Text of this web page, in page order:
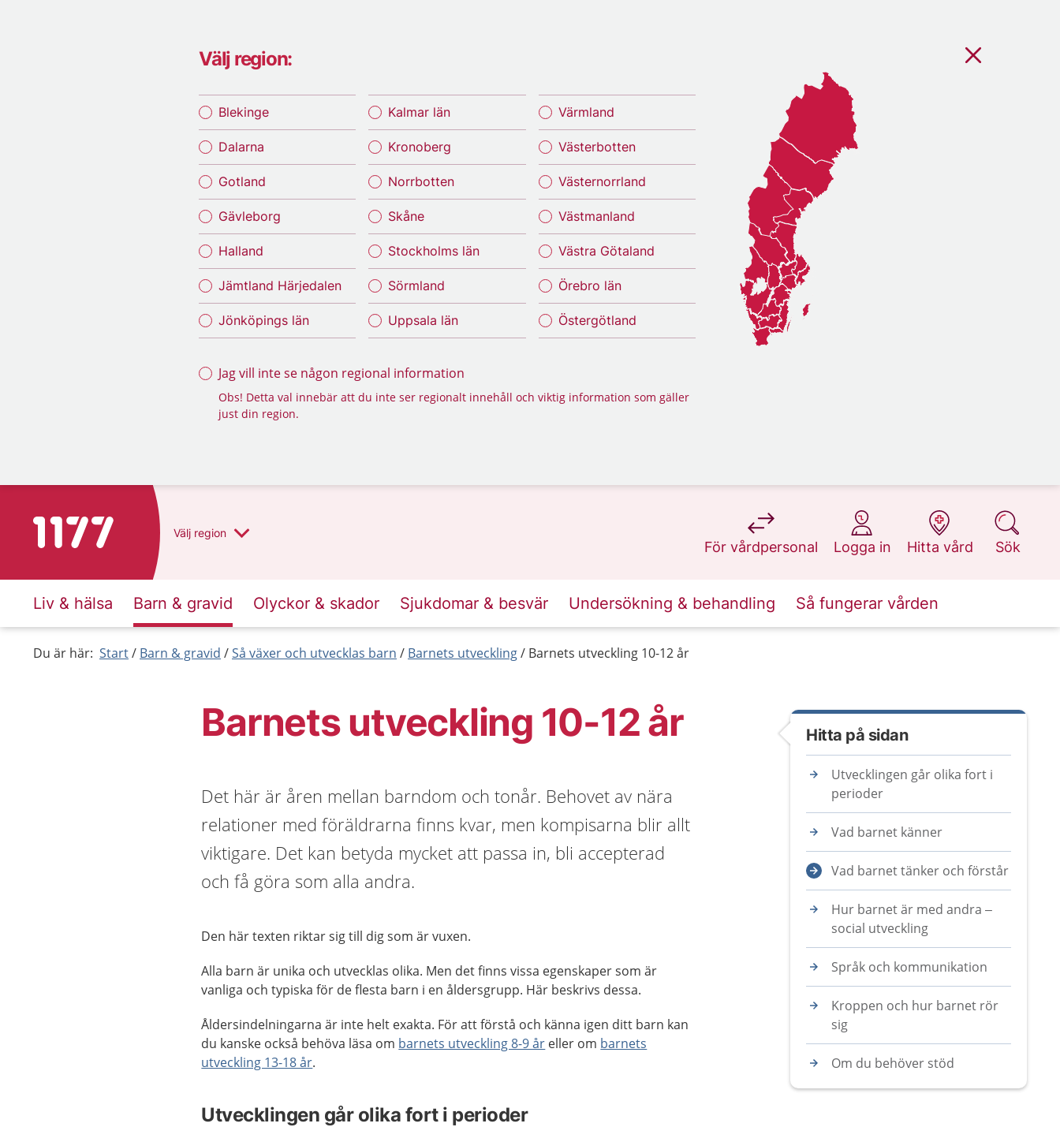
Välj region:
Blekinge
Dalarna
Gotland
Gävleborg
Halland
Jämtland Härjedalen
Jönköpings län
Kalmar län
Kronoberg
Norrbotten
Skåne
Stockholms län
Sörmland
Uppsala län
Värmland
Västerbotten
Västernorrland
Västmanland
Västra Götaland
Örebro län
Östergötland
Jag vill inte se någon regional information
Obs! Detta val innebär att du inte ser regionalt innehåll och viktig information som gäller
just din region.
Till startsidan för 1177 Välj region
För vårdpersonal
på 1177.se
Logga in
på 1177.se
Hitta vård
på 1177.se
Sök
på 1177.se
Liv & hälsa Barn & gravid Olyckor & skador Sjukdomar & besvär Undersökning & behandling Så fungerar vården
Du är här: Start Barn & gravid Så växer och utvecklas barn Barnets utveckling Barnets utveckling 10-12 år
Barnets utveckling 10-12 år
Det här är åren mellan barndom och tonår. Behovet av nära
relationer med föräldrarna finns kvar, men kompisarna blir allt
viktigare. Det kan betyda mycket att passa in, bli accepterad
och få göra som alla andra.
Den här texten riktar sig till dig som är vuxen.
Alla barn är unika och utvecklas olika. Men det finns vissa egenskaper som är
vanliga och typiska för de flesta barn i en åldersgrupp. Här beskrivs dessa.
Åldersindelningarna är inte helt exakta. För att förstå och känna igen ditt barn kan
du kanske också behöva läsa om barnets utveckling 8-9 år eller om barnets
utveckling 13-18 år.
Utvecklingen går olika fort i perioder
Hitta på sidan
Utvecklingen går olika fort i
perioder
Vad barnet känner
Vad barnet tänker och förstår
Hur barnet är med andra –
social utveckling
Språk och kommunikation
Kroppen och hur barnet rör
sig
Om du behöver stöd